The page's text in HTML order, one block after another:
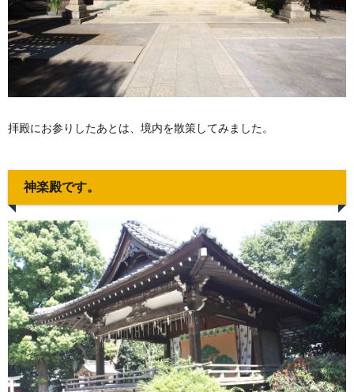
拝殿にお参りしたあとは、境内を散策してみました。
神楽殿です。